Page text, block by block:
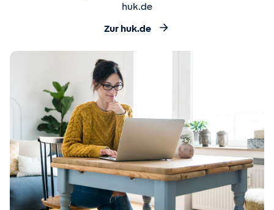
huk.de
Zur huk.de